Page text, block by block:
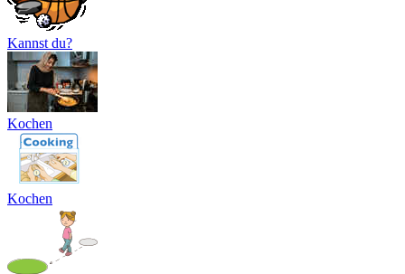
Kannst du?
Kochen
Kochen